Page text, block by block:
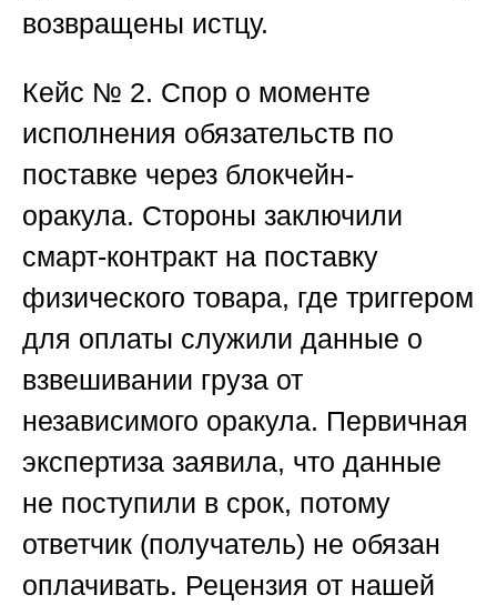
возвращены истцу.
Кейс № 2. Спор о моменте
исполнения обязательств по
поставке через блокчейн-
оракула. Стороны заключили
смарт-контракт на поставку
физического товара, где триггером
для оплаты служили данные о
взвешивании груза от
независимого оракула. Первичная
экспертиза заявила, что данные
не поступили в срок, потому
ответчик (получатель) не обязан
оплачивать. Рецензия от нашей